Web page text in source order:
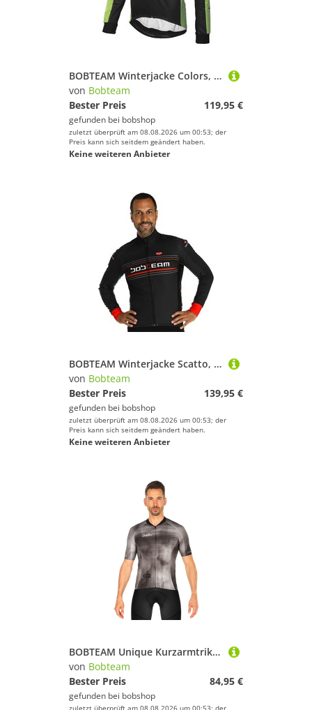
BOBTEAM Winterjacke Colors, für Herren
von Bobteam
Bester Preis
119,95 €
gefunden bei bobshop
zuletzt überprüft am 08.08.2026 um 00:53; der
Preis kann sich seitdem geändert haben.
Keine weiteren Anbieter
BOBTEAM Winterjacke Scatto, für Herren
von Bobteam
Bester Preis
139,95 €
gefunden bei bobshop
zuletzt überprüft am 08.08.2026 um 00:53; der
Preis kann sich seitdem geändert haben.
Keine weiteren Anbieter
BOBTEAM Unique Kurzarmtrikot, für Herren
von Bobteam
Bester Preis
84,95 €
gefunden bei bobshop
zuletzt überprüft am 08.08.2026 um 00:53; der